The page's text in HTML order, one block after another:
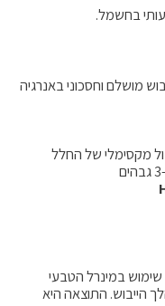
בחשמל.
מושלם וחסכוני באנרגיה
מקסימלי של החלל
הייבוש. התוצאה היא